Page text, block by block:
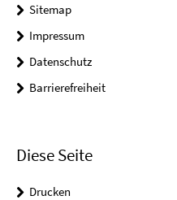
Sitemap
Impressum
Datenschutz
Barrierefreiheit
Diese Seite
Drucken